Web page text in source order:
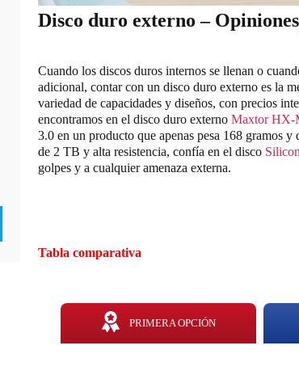
Disco duro externo –
Cuando los discos duros internos se llenan o
adicional, contar con un disco duro externo es la
variedad de capacidades y diseños, con precios
encontramos en el disco duro externoMaxtor HX-
3.0 en un producto que apenas pesa 168 gramos
de 2 TB y alta resistencia, confía en el disco
golpes y a cualquier amenaza externa.
Tabla comparativa
PRIMERA OPCIÓN